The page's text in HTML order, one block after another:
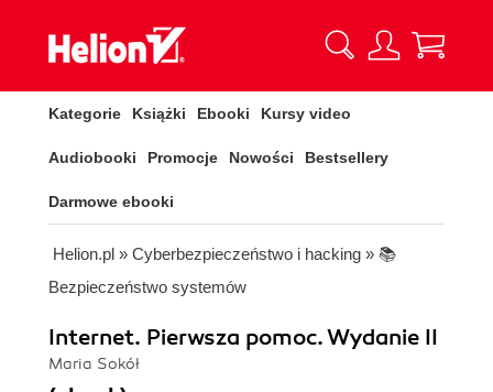
Kategorie Książki Ebooki Kursy video
Audiobooki Promocje Nowości Bestsellery
Darmowe ebooki
Helion.pl » Cyberbezpieczeństwo i hacking » 📚
Bezpieczeństwo systemów
Internet. Pierwsza pomoc. Wydanie II
Maria Sokół